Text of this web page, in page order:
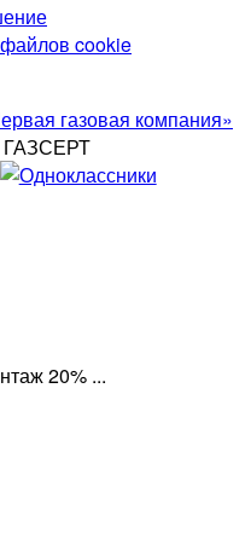
cookie
газовая компания»
ГАЗСЕРТ
20% ...